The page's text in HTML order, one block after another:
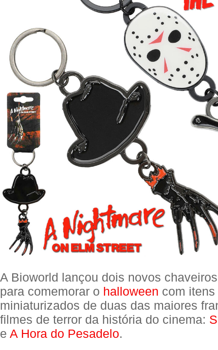
A Bioworld lançou dois novos
para comemorar o halloween com
miniaturizados de duas das maiores
filmes de terror da história do cinema:
e A Hora do Pesadelo.